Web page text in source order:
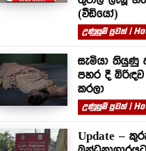
(වීඩියෝ)
උණුසුම් පුවත් |
සැමියා
පහර දී
කරලා
උණුසුම් පුවත් |
Update –